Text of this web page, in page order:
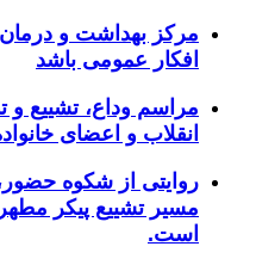
مرکز بهداشت و
افکار عمومی باشد
مراسم وداع، تشییع و
انقلاب و اعضای
روایتی از شکوه
مسیر تشییع پیکر
است.